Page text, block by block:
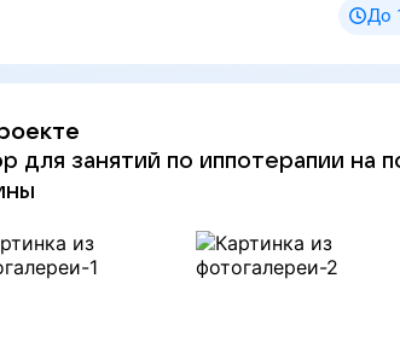
До
для занятий по иппотерапии на